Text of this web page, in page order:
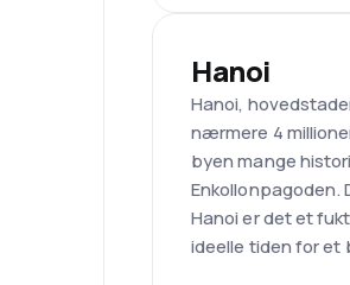
Hanoi
Hanoi,
nærmere 4
byen mange
Enkollonpagoden.
Hanoi er det et
ideelle tiden for et